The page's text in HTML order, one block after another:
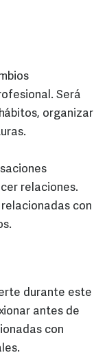
Será
organizar
relaciones.
con
durante este
antes de
con